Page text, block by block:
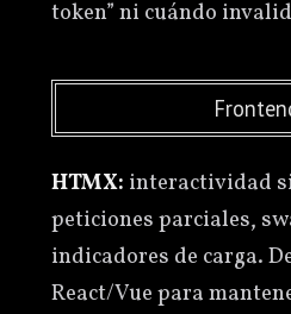
token” ni cuándo
HTMX: interactividad
peticiones parciales,
indicadores de carga.
React/Vue para